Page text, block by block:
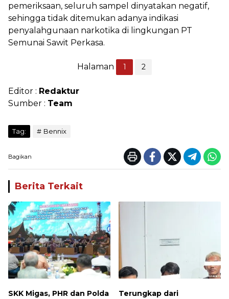
pemeriksaan, seluruh sampel dinyatakan negatif,
sehingga tidak ditemukan adanya indikasi
penyalahgunaan narkotika di lingkungan PT
Semunai Sawit Perkasa.
Halaman 1 2
Editor : Redaktur
Sumber : Team
Tag: Bennix
Bagikan
Berita Terkait
SKK Migas, PHR dan Polda
Terungkap dari